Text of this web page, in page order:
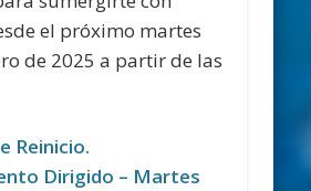
el próximo martes
de 2025 a partir de las
Reinicio.
Dirigido – Martes